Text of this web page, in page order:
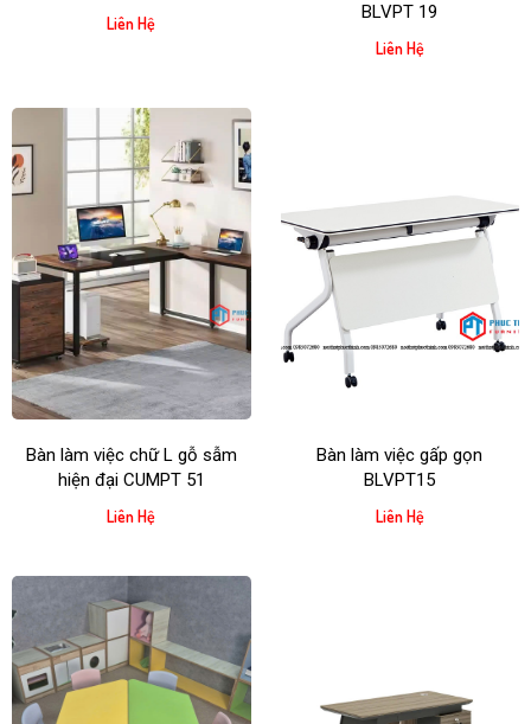
Liên Hệ
BLVPT 19
Liên Hệ
Bàn làm việc chữ L gỗ sẫm
hiện đại CUMPT 51
Liên Hệ
Bàn làm việc gấp gọn
BLVPT15
Liên Hệ